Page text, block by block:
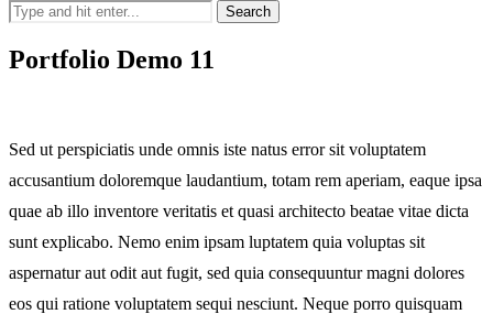
Portfolio Demo 11
Sed ut perspiciatis unde omnis iste natus error sit voluptatem
accusantium doloremque laudantium, totam rem aperiam, eaque ipsa
quae ab illo inventore veritatis et quasi architecto beatae vitae dicta
sunt explicabo. Nemo enim ipsam luptatem quia voluptas sit
aspernatur aut odit aut fugit, sed quia consequuntur magni dolores
eos qui ratione voluptatem sequi nesciunt. Neque porro quisquam